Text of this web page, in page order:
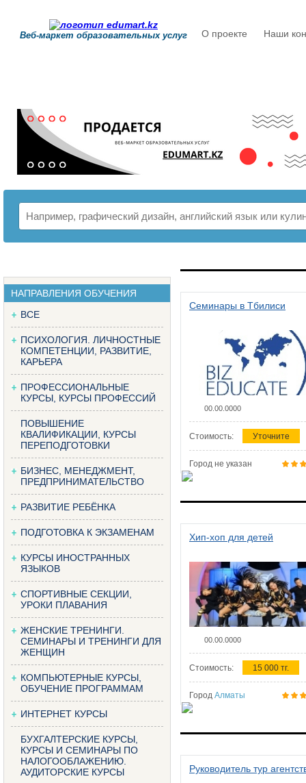
Веб-маркет образовательных услуг О проекте Наши
НАПРАВЛЕНИЯ ОБУЧЕНИЯ
ВСЕ
ПСИХОЛОГИЯ. ЛИЧНОСТНЫЕ
КОМПЕТЕНЦИИ, РАЗВИТИЕ,
КАРЬЕРА
ПРОФЕССИОНАЛЬНЫЕ
КУРСЫ, КУРСЫ ПРОФЕССИЙ
ПОВЫШЕНИЕ
КВАЛИФИКАЦИИ, КУРСЫ
ПЕРЕПОДГОТОВКИ
БИЗНЕС, МЕНЕДЖМЕНТ,
ПРЕДПРИНИМАТЕЛЬСТВО
РАЗВИТИЕ РЕБЁНКА
ПОДГОТОВКА К ЭКЗАМЕНАМ
КУРСЫ ИНОСТРАННЫХ
ЯЗЫКОВ
СПОРТИВНЫЕ СЕКЦИИ,
УРОКИ ПЛАВАНИЯ
ЖЕНСКИЕ ТРЕНИНГИ.
СЕМИНАРЫ И ТРЕНИНГИ ДЛЯ
ЖЕНЩИН
КОМПЬЮТЕРНЫЕ КУРСЫ,
ОБУЧЕНИЕ ПРОГРАММАМ
ИНТЕРНЕТ КУРСЫ
БУХГАЛТЕРСКИЕ КУРСЫ,
КУРСЫ И СЕМИНАРЫ ПО
НАЛОГООБЛАЖЕНИЮ.
АУДИТОРСКИЕ КУРСЫ
Семинары в Тбилиси
00.00.0000
Стоимость: Уточните
Город не указан
Хип-хоп для детей
00.00.0000
Стоимость: 15 000 тг.
Город Алматы
Руководитель тур